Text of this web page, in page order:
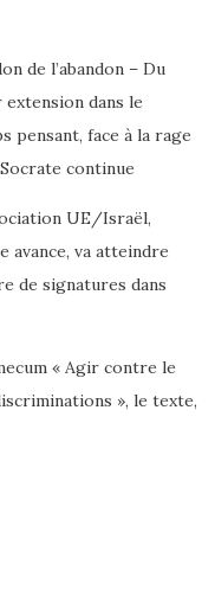
de l’abandon – Du
dans le
pensant, face à la rage
continue
UE/Israël,
avance, va atteindre
de signatures dans
« Agir contre le
», le texte,